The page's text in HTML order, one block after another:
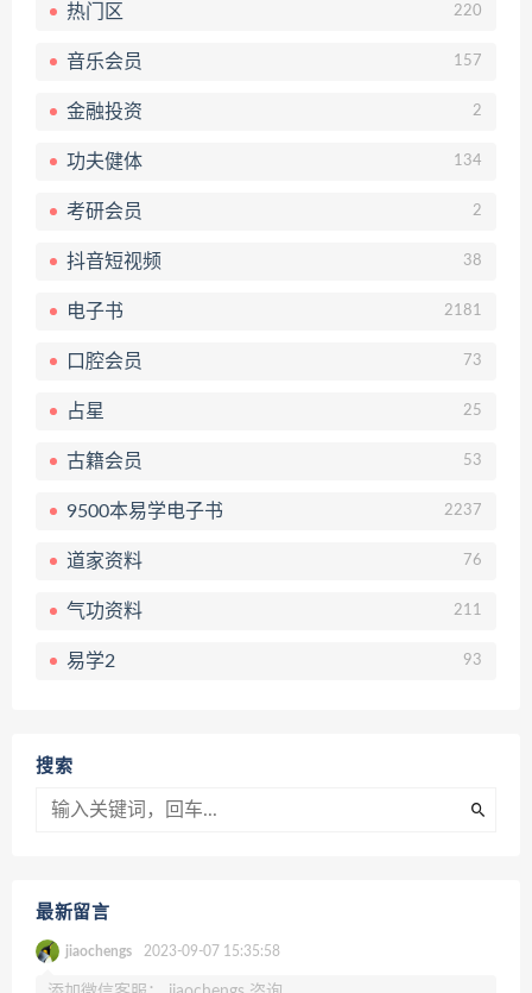
热门区 220
音乐会员 157
金融投资 2
功夫健体 134
考研会员 2
抖音短视频 38
电子书 2181
口腔会员 73
占星 25
古籍会员 53
9500本易学电子书 2237
道家资料 76
气功资料 211
易学2 93
搜索
最新留言
jiaochengs 2023-09-07 15:35:58